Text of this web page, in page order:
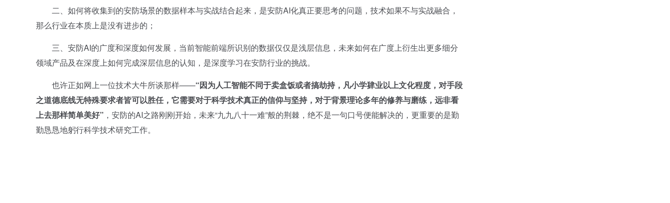
二、如何将收集到的安防场景的数据样本与实战结合起来，是安防AI化真正要思考的问题，技术如果不与实战融合，
那么行业在本质上是没有进步的；
三、安防AI的广度和深度如何发展，当前智能前端所识别的数据仅仅是浅层信息，未来如何在广度上衍生出更多细分
领域产品及在深度上如何完成深层信息的认知，是深度学习在安防行业的挑战。
也许正如网上一位技术大牛所谈那样——“因为人工智能不同于卖盒饭或者搞劫持，凡小学肄业以上文化程度，对手段
之道德底线无特殊要求者皆可以胜任，它需要对于科学技术真正的信仰与坚持，对于背景理论多年的修养与磨练，远非看
上去那样简单美好” ，安防的AI之路刚刚开始，未来“九九八十一难”般的荆棘，绝不是一句口号便能解决的，更重要的是勤
勤恳恳地躬行科学技术研究工作。